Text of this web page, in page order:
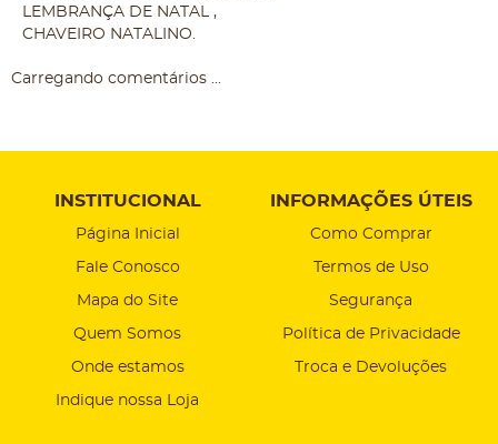
LEMBRANÇA DE NATAL ,
CHAVEIRO NATALINO.
Carregando comentários ...
INSTITUCIONAL
Página Inicial
Fale Conosco
Mapa do Site
Quem Somos
Onde estamos
Indique nossa Loja
INFORMAÇÕES ÚTEIS
Como Comprar
Termos de Uso
Segurança
Política de Privacidade
Troca e Devoluções